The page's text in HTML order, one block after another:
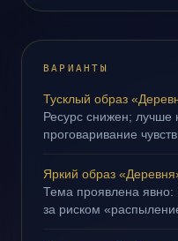
ВАРИАНТЫ
Тусклый образ
Ресурс снижен; лучше
проговаривание
Яркий образ
Тема проявлена явно:
за риском